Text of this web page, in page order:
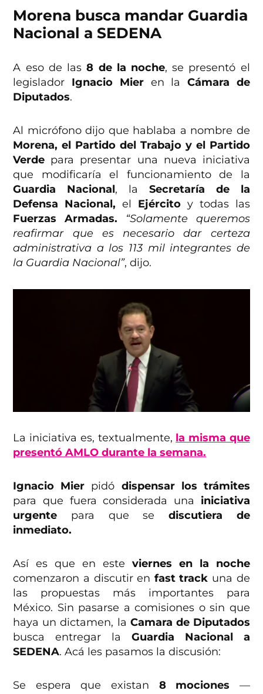
Morena busca mandar Guardia
Nacional a SEDENA
A eso de las8 de la noche, se presentó el
legislador Ignacio Mier en la Cámara de
Diputados.
Al micrófono dijo que hablaba a nombre de
Morena, el Partido del Trabajo y el Partido
Verde para presentar una nueva iniciativa
que modificaría el funcionamiento de la
Guardia Nacional, la Secretaría de la
Defensa Nacional,el Ejército y todas las
Fuerzas Armadas. “Solamente queremos
reafirmar que es necesario dar certeza
administrativa a los 113 mil integrantes de
la Guardia Nacional”, dijo.
La iniciativa es, textualmente, la misma que
presentó AMLO durante la semana.
Ignacio Mier pidó dispensar los trámites
para que fuera considerada una iniciativa
urgente para que se discutiera de
inmediato.
Así es que en este viernes en la noche
comenzaron a discutir en fast track una de
las propuestas más importantes para
México. Sin pasarse a comisiones o sin que
haya un dictamen, la Camara de Diputados
busca entregar la Guardia Nacional a
SEDENA. Acá les pasamos la discusión:
Se espera que existan 8 mociones
—